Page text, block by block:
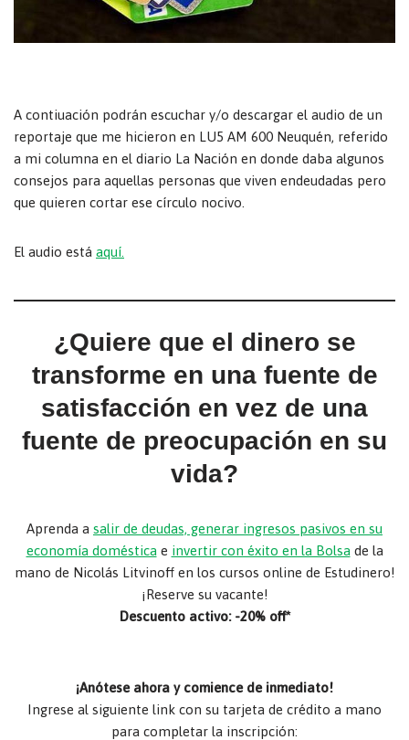
A contiuación podrán escuchar y/o descargar el audio de un
reportaje que me hicieron en LU5 AM 600 Neuquén, referido
a mi columna en el diario La Nación en donde daba algunos
consejos para aquellas personas que viven endeudadas pero
que quieren cortar ese círculo nocivo.
El audio está aquí.
¿Quiere que el dinero se
transforme en una fuente de
satisfacción en vez de una
fuente de preocupación en su
vida?
Aprenda a salir de deudas, generar ingresos pasivos en su
economía doméstica e invertir con éxito en la Bolsa de la
mano de Nicolás Litvinoff en los cursos online de Estudinero!
¡Reserve su vacante!
Descuento activo: -20% off*
¡Anótese ahora y comience de inmediato!
Ingrese al siguiente link con su tarjeta de crédito a mano
para completar la inscripción: